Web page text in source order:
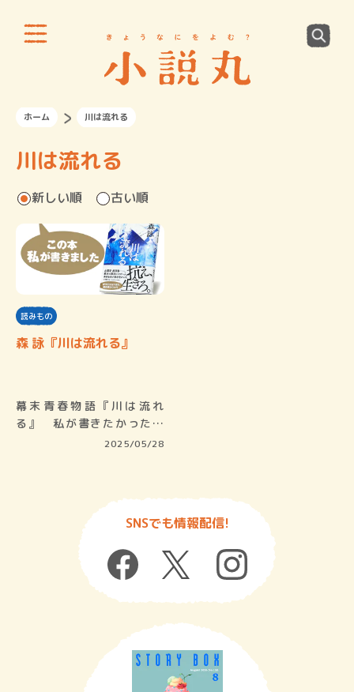
ホーム 川は流れる
川は流れる
新しい順 古い順
読みもの
森 詠『川は流れる』
幕末青春物語『川は流れ
る』 私が書きたかったの
2025/05/28
SNSでも情報配信!